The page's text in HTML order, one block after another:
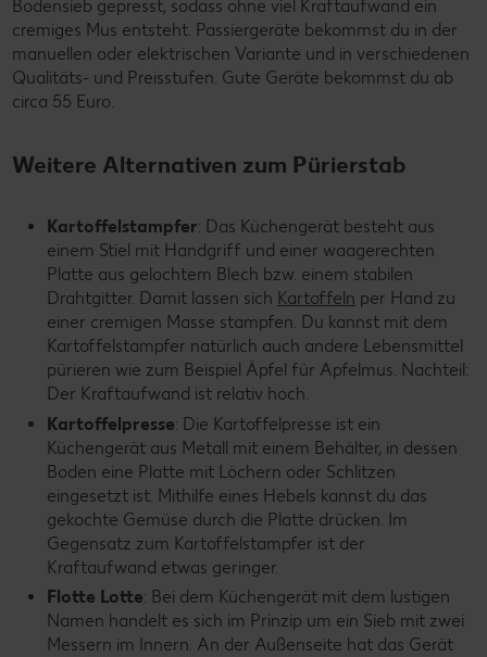
Bodensieb gepresst, sodass ohne viel Kraftaufwand ein
cremiges Mus entsteht. Passiergeräte bekommst du in der
manuellen oder elektrischen Variante und in verschiedenen
Qualitäts- und Preisstufen. Gute Geräte bekommst du ab
circa 55 Euro.
Weitere Alternativen zum Pürierstab
Kartoffelstampfer: Das Küchengerät besteht aus
einem Stiel mit Handgriff und einer waagerechten
Platte aus gelochtem Blech bzw. einem stabilen
Drahtgitter. Damit lassen sich Kartoffeln per Hand zu
einer cremigen Masse stampfen. Du kannst mit dem
Kartoffelstampfer natürlich auch andere Lebensmittel
pürieren wie zum Beispiel Äpfel für Apfelmus. Nachteil:
Der Kraftaufwand ist relativ hoch.
Kartoffelpresse: Die Kartoffelpresse ist ein
Küchengerät aus Metall mit einem Behälter, in dessen
Boden eine Platte mit Löchern oder Schlitzen
eingesetzt ist. Mithilfe eines Hebels kannst du das
gekochte Gemüse durch die Platte drücken. Im
Gegensatz zum Kartoffelstampfer ist der
Kraftaufwand etwas geringer.
Flotte Lotte: Bei dem Küchengerät mit dem lustigen
Namen handelt es sich im Prinzip um ein Sieb mit zwei
Messern im Innern. An der Außenseite hat das Gerät